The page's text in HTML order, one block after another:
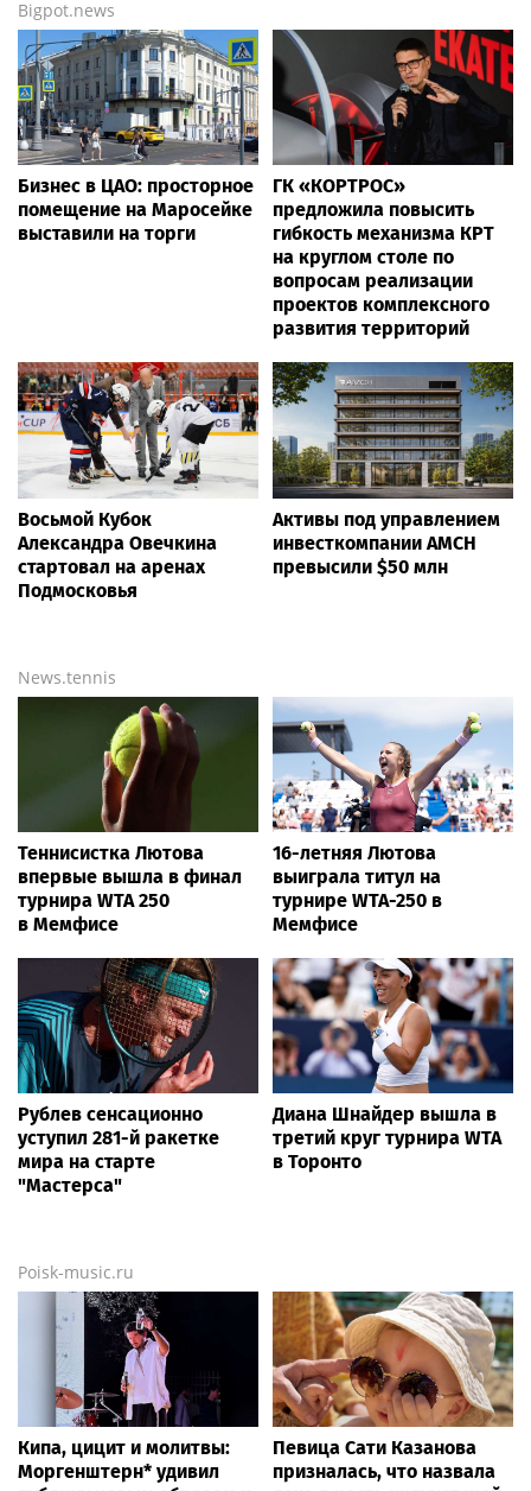
Bigpot.news
Бизнес в ЦАО: просторное
помещение на Маросейке
выставили на торги
ГК «КОРТРОС»
предложила повысить
гибкость механизма КРТ
на круглом столе по
вопросам реализации
проектов комплексного
развития территорий
Восьмой Кубок
Александра Овечкина
стартовал на аренах
Подмосковья
Активы под управлением
инвесткомпании AMCH
превысили $50 млн
News.tennis
Теннисистка Лютова
впервые вышла в финал
турнира WTA 250
в Мемфисе
16-летняя Лютова
выиграла титул на
турнире WTA-250 в
Мемфисе
Рублев сенсационно
уступил 281-й ракетке
мира на старте
"Мастерса"
Диана Шнайдер вышла в
третий круг турнира WTA
в Торонто
Poisk-music.ru
Кипа, цицит и молитвы:
Моргенштерн* удивил
Певица Сати Казанова
призналась, что назвала